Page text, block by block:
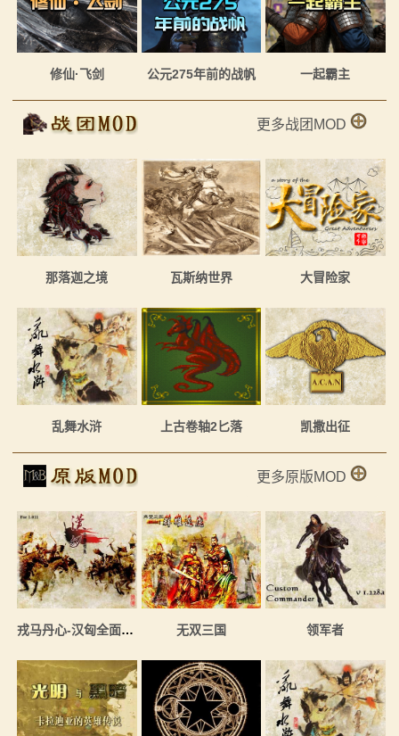
修仙·飞剑 公元275年前的战帆 一起霸主
更多战团MOD
那落迦之境 瓦斯纳世界 大冒险家
乱舞水浒 上古卷轴2匕落 凯撒出征
更多原版MOD
戎马丹心-汉匈全面战争 无双三国 领军者